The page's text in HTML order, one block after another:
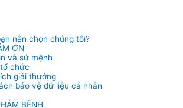
nên chọn chúng tôi?
ƠN
và sứ mệnh
chức
giải thưởng
bảo vệ dữ liệu cá nhân
BỆNH